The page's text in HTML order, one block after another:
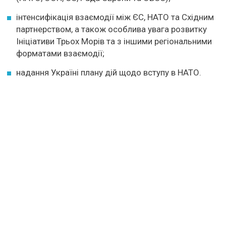
інтенсифікація взаємодії між ЄС, НАТО та Східним
партнерством, а також особлива увага розвитку
Ініціативи Трьох Морів та з іншими регіональними
форматами взаємодії;
надання Україні плану дій щодо вступу в НАТО.